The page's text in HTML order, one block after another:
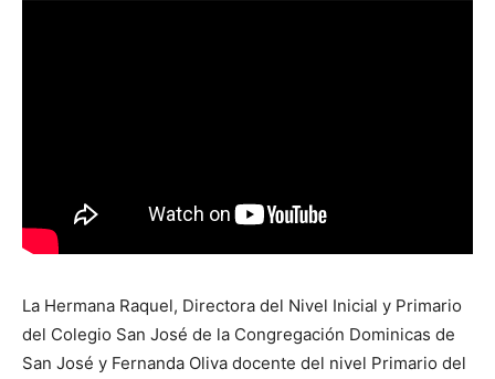
La Hermana Raquel, Directora del Nivel Inicial y Primario
del Colegio San José de la Congregación Dominicas de
San José y Fernanda Oliva docente del nivel Primario del